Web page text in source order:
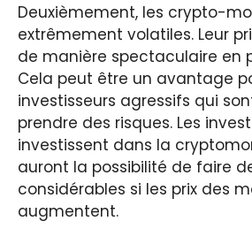
Deuxièmement, les crypto-
extrêmement volatiles. Leur
de manière spectaculaire en
Cela peut être un avantage
investisseurs agressifs qui
prendre des risques. Les
investissent dans la
auront la possibilité de faire
considérables si les prix des
augmentent.